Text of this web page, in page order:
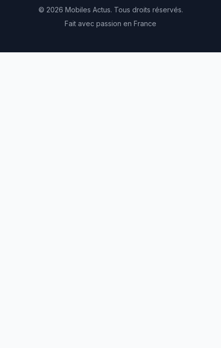
© 2026 Mobiles Actus. Tous droits réservés.
Fait avec passion en France